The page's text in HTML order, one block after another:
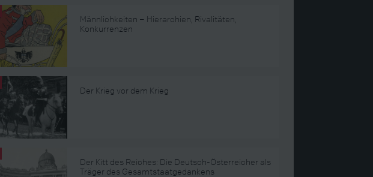
Männlichkeiten – Hierarchien, Rivalitäten,
Konkurrenzen
Der Krieg vor dem Krieg
Der Kitt des Reiches: Die Deutsch-Österreicher als
Träger des Gesamtstaatgedankens